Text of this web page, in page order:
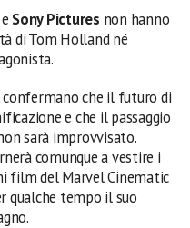
e Sony Pictures non hanno
di Tom Holland né
confermano che il futuro di
e che il passaggio
sarà improvvisato.
comunque a vestire i
film del Marvel Cinematic
qualche tempo il suo